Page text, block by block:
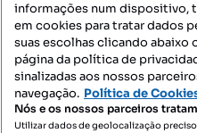
Mapa do Site
Contacte-nos
informações num dispositivo,
em cookies para tratar dados
suas escolhas clicando abaixo
página da política de
sinalizadas aos nossos
navegação. Política de
Nós e os nossos parceiros
Utilizar dados de geolocalização